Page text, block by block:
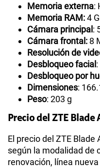
Memoria externa:
Memoria RAM:4
Cámara principal:
Cámara frontal: 8
Resolución de
Desbloqueo facial
Desbloqueo por
Dimensiones:
Peso: 203 g
Precio del ZTE Blade
El precio del ZTE Blade
según la modalidad de
renovación, línea